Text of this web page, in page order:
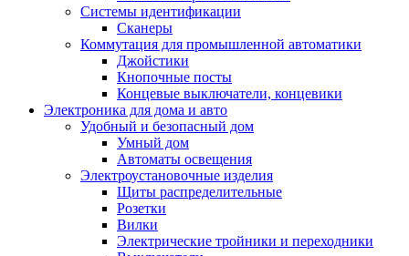
Системы идентификации
Сканеры
Коммутация для промышленной автоматики
Джойстики
Кнопочные посты
Концевые выключатели, концевики
Электроника для дома и авто
Удобный и безопасный дом
Умный дом
Автоматы освещения
Электроустановочные изделия
Щиты распределительные
Розетки
Вилки
Электрические тройники и переходники